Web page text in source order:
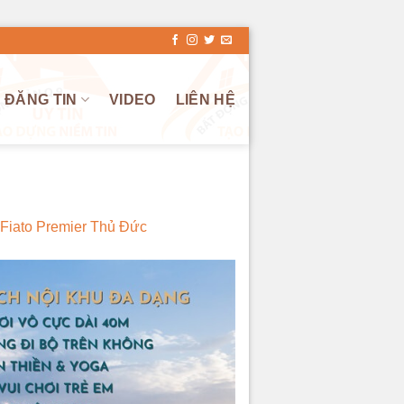
ĐĂNG TIN VIDEO LIÊN HỆ
Premier Thủ Đức